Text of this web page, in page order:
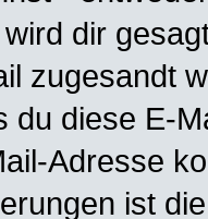
dir
zugesandt
du diese E-
Adresse
ist